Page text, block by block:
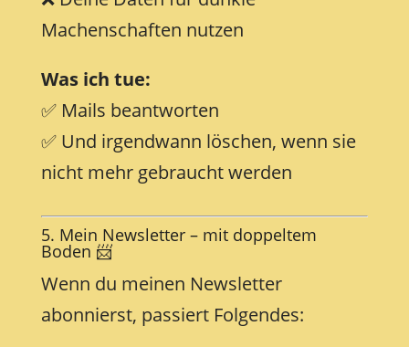
Machenschaften nutzen
Was ich tue:
✅ Mails beantworten
✅ Und irgendwann löschen, wenn sie
nicht mehr gebraucht werden
5. Mein Newsletter – mit doppeltem
Boden 📨
Wenn du meinen Newsletter
abonnierst, passiert Folgendes: